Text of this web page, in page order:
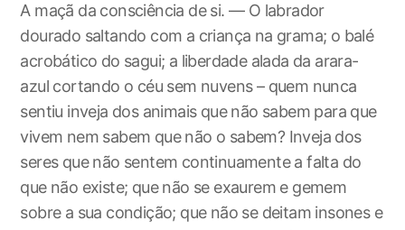
A maçã da consciência de si. — O labrador
dourado saltando com a criança na grama; o balé
acrobático do sagui; a liberdade alada da arara-
azul cortando o céu sem nuvens – quem nunca
sentiu inveja dos animais que não sabem para que
vivem nem sabem que não o sabem? Inveja dos
seres que não sentem continuamente a falta do
que não existe; que não se exaurem e gemem
sobre a sua condição; que não se deitam insones e